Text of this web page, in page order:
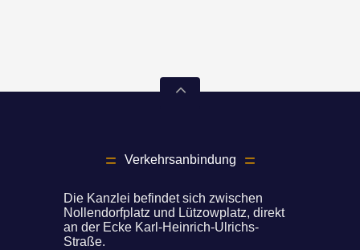
Verkehrsanbindung
Die Kanzlei befindet sich zwischen
Nollendorfplatz und Lützowplatz, direkt
an der Ecke Karl-Heinrich-Ulrichs-
Straße.